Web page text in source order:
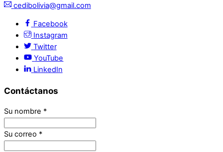
cedibolivia@gmail.com
Facebook
Instagram
Twitter
YouTube
LinkedIn
Contáctanos
Su nombre *
Su correo *